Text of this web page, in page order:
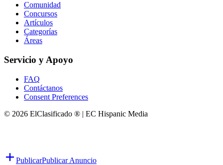
Comunidad
Concursos
Artículos
Categorías
Áreas
Servicio y Apoyo
FAQ
Contáctanos
Consent Preferences
© 2026 ElClasificado ® | EC Hispanic Media
PublicarPublicar Anuncio